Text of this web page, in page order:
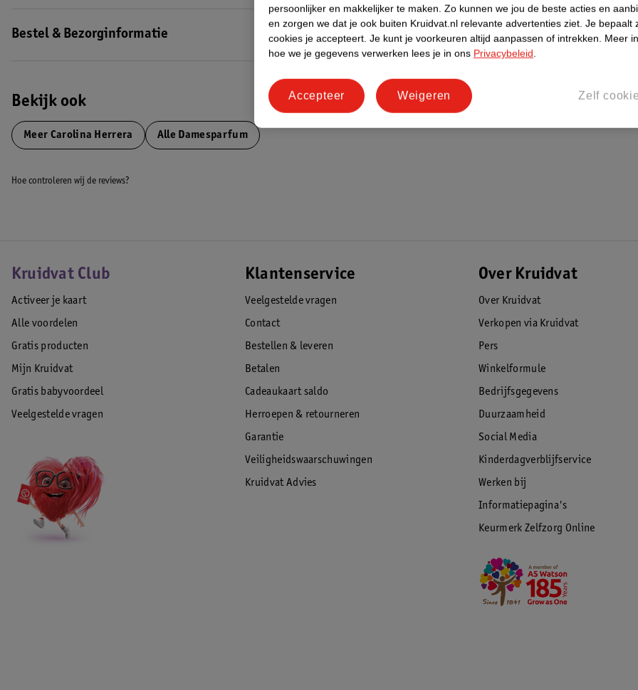
Bestel & Bezorginformatie
Bekijk ook
Meer Carolina Herrera Alle Damesparfum
Hoe controleren wij de reviews?
Kruidvat Club
Activeer je kaart
Alle voordelen
Gratis producten
Mijn Kruidvat
Gratis babyvoordeel
Veelgestelde vragen
Klantenservice
Veelgestelde vragen
Contact
Bestellen & leveren
Betalen
Cadeaukaart saldo
Herroepen & retourneren
Garantie
Veiligheidswaarschuwingen
Kruidvat Advies
Over Kruidvat
Over Kruidvat
Verkopen via Kruidvat
Pers
Winkelformule
Bedrijfsgegevens
Duurzaamheid
Social Media
Kinderdagverblijfservice
Werken bij
Informatiepagina's
Keurmerk Zelfzorg Online
persoonlijker en makkelijker te maken. Zo kunnen we jou de beste acties en
en zorgen we dat je ook buiten Kruidvat.nl relevante advertenties ziet. Je bepaalt
cookies je accepteert. Je kunt je voorkeuren altijd aanpassen of intrekken. Meer
hoe we je gegevens verwerken lees je in ons Privacybeleid.
Zelf
Weigeren
Accepteer